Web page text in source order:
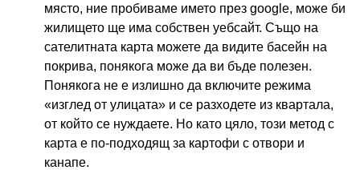
място, ние пробиваме името през google, може би
жилището ще има собствен уебсайт. Също на
сателитната карта можете да видите басейн на
покрива, понякога може да ви бъде полезен.
Понякога не е излишно да включите режима
«изглед от улицата» и се разходете из квартала,
от който се нуждаете. Но като цяло, този метод с
карта е по-подходящ за картофи с отвори и
канапе.